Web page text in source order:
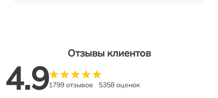
Отзывы клиентов
4.91799 отзывов 5358 оценок